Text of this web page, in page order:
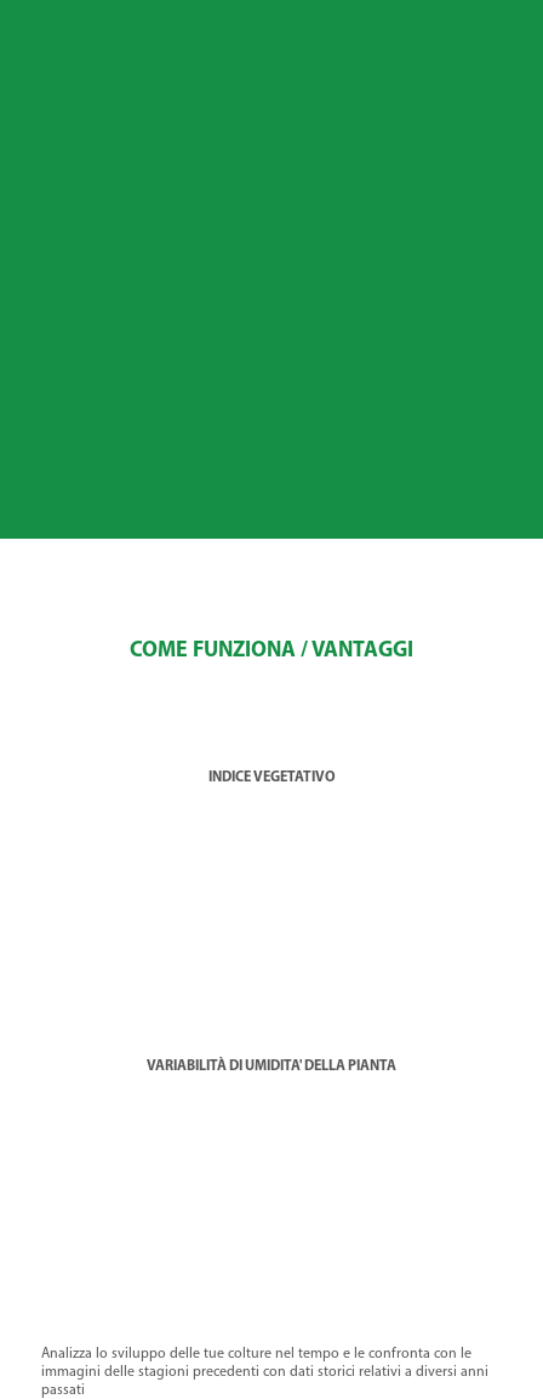
COME FUNZIONA / VANTAGGI
INDICE VEGETATIVO
VARIABILITÀ DI UMIDITA' DELLA PIANTA
Analizza lo sviluppo delle tue colture nel tempo e le confronta con le
immagini delle stagioni precedenti con dati storici relativi a diversi anni
passati